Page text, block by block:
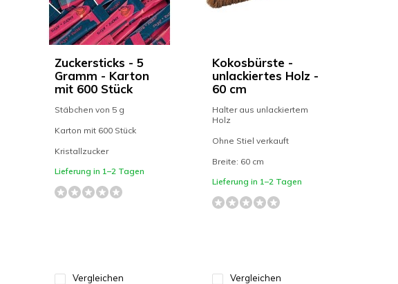
Zuckersticks - 5
Gramm - Karton
mit 600 Stück
Stäbchen von 5 g
Karton mit 600 Stück
Kristallzucker
Lieferung in 1–2 Tagen
Vergleichen
Kokosbürste -
unlackiertes Holz -
60 cm
Halter aus unlackiertem
Holz
Ohne Stiel verkauft
Breite: 60 cm
Lieferung in 1–2 Tagen
Vergleichen